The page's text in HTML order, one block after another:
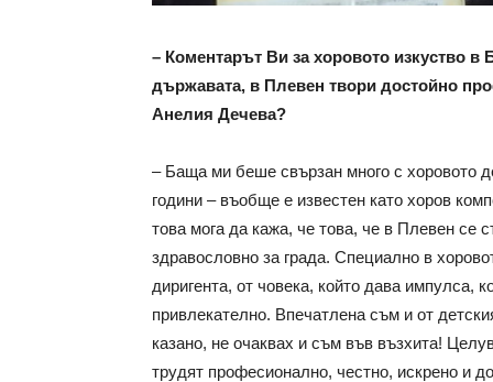
– Коментарът Ви за хоровото изкуство
държавата, в Плевен твори достойно
Анелия Дечева?
– Баща ми беше свързан много с хоровото
години – въобще е известен като хоров
това мога да кажа, че това, че в Плевен се
здравословно за града. Специално в
диригента, от човека, който дава импулса,
привлекателно. Впечатлена съм и от
казано, не очаквах и съм във възхита!
трудят професионално, честно, искрено и